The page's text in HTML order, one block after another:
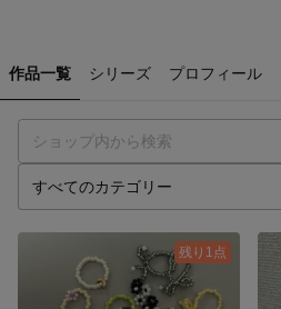
作品一覧 シリーズ プロフィール
残り1点